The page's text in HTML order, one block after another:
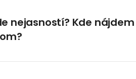
nejasností? Kde nájdem